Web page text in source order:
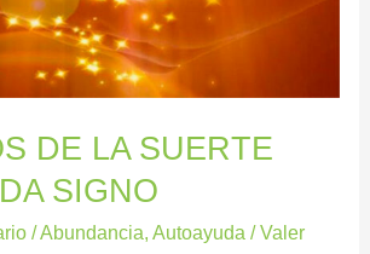
DE LA SUERTE
SIGNO
/Abundancia,Autoayuda /Valer